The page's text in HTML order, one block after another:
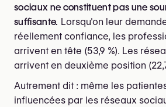
sociaux ne constituent pas une
suffisante. Lorsqu'on leur
réellement confiance, les
arrivent en tête (53,9 %). Les
arrivent en deuxième position
Autrement dit : même les
influencées par les réseaux